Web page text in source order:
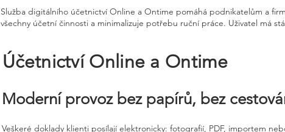
Služba digitálního účetnictví Online a Ontime pomáhá podnikatelům a
všechny účetní činnosti a minimalizuje potřebu ruční práce. Uživatel má
Účetnictví Online a Ontime
Moderní provoz bez papírů, bez
Veškeré doklady klienti posílají elektronicky: fotografií, PDF, importem